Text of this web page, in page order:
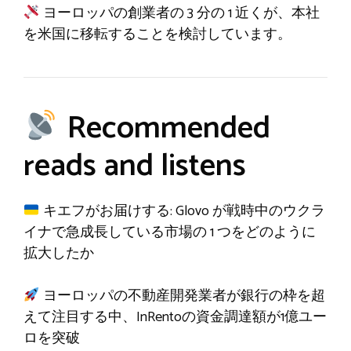
ヨーロッパの創業者の 3 分の 1 近くが、本社
を米国に移転することを検討しています。
Recommended
reads and listens
キエフがお届けする: Glovo が戦時中のウクラ
イナで急成長している市場の 1 つをどのように
拡大したか
ヨーロッパの不動産開発業者が銀行の枠を超
えて注目する中、InRentoの資金調達額が1億ユー
ロを突破